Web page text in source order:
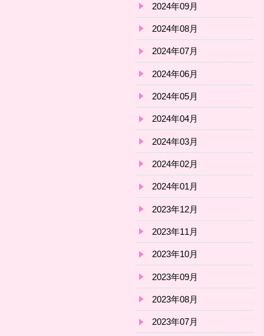
2024年09月
2024年08月
2024年07月
2024年06月
2024年05月
2024年04月
2024年03月
2024年02月
2024年01月
2023年12月
2023年11月
2023年10月
2023年09月
2023年08月
2023年07月